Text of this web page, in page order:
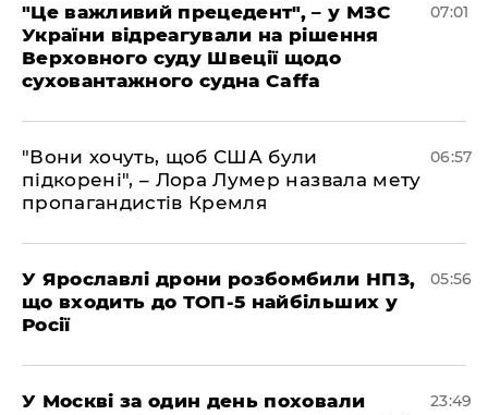
"Це важливий прецедент", – у МЗС
України відреагували на рішення
Верховного суду Швеції щодо
суховантажного судна Caffa
07:01
"Вони хочуть, щоб США були
підкорені", – Лора Лумер назвала мету
пропагандистів Кремля
06:57
У Ярославлі дрони розбомбили НПЗ,
що входить до ТОП-5 найбільших у
Росії
05:56
​У Москві за один день поховали
23:49